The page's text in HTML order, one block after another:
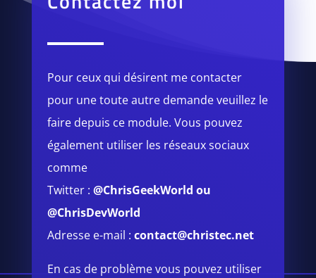
Pour ceux qui désirent me contacter
pour une toute autre demande veuillez le
faire depuis ce module.Vous pouvez
également utiliser les réseaux sociaux
comme
Twitter :@ChrisGeekWorld ou
@ChrisDevWorld
Adresse e-mail :contact@christec.net
En cas de problème vous pouvez utiliser